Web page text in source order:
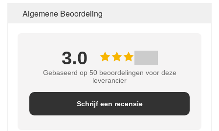
Algemene Beoordeling
3.0
Gebaseerd op 50 beoordelingen voor deze
leverancier
Schrijf een recensie